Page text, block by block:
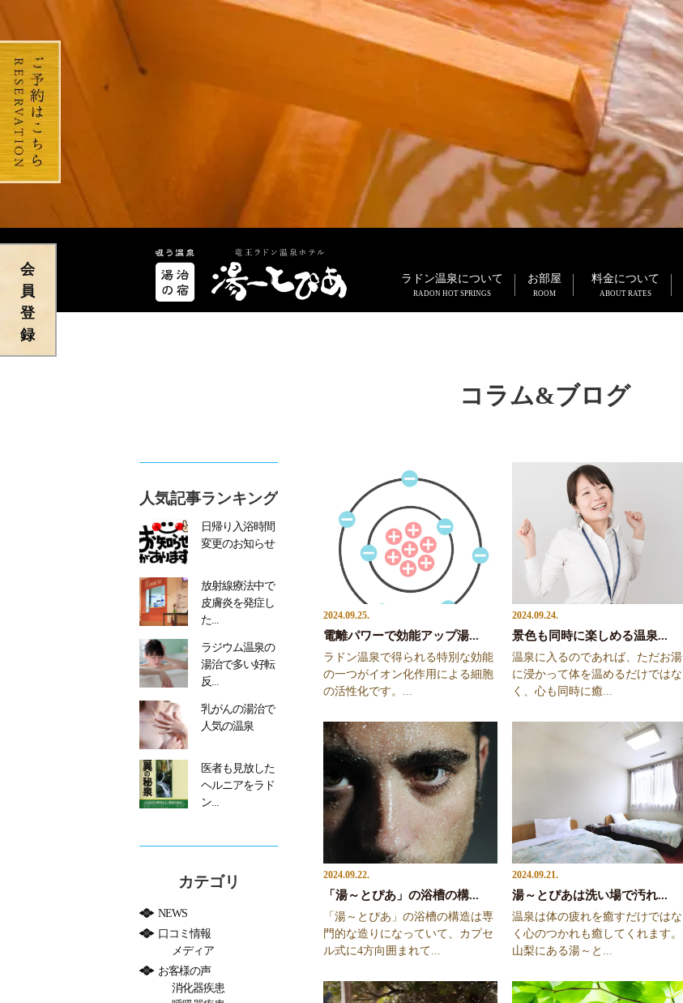
ラドン温泉について
RADON HOT SPRINGS
お部屋
ROOM
料金について
ABOUT RATES
コラム&ブログ
2024.09.25.
電離パワーで効能アップ湯...
ラドン温泉で得られる特別な効能
の一つがイオン化作用による細胞
の活性化です。...
2024.09.24.
景色も同時に楽しめる温泉...
温泉に入るのであれば、ただお湯
に浸かって体を温めるだけではな
く、心も同時に癒...
2024.09.22.
「湯～とぴあ」の浴槽の構...
「湯～とぴあ」の浴槽の構造は専
門的な造りになっていて、カプセ
ル式に4方向囲まれて...
2024.09.21.
湯～とぴあは洗い場で汚れ...
温泉は体の疲れを癒すだけではな
く心のつかれも癒してくれます。
山梨にある湯～と...
人気記事ランキング
日帰り入浴時間
変更のお知らせ
放射線療法中で
皮膚炎を発症し
た...
ラジウム温泉の
湯治で多い好転
反...
乳がんの湯治で
人気の温泉
医者も見放した
ヘルニアをラド
ン...
カテゴリ
NEWS
口コミ情報
メディア
お客様の声
消化器疾患
会
員
登
録